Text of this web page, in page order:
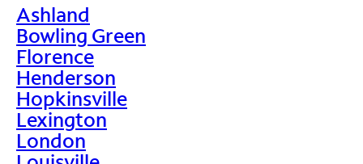
Ashland
Bowling Green
Florence
Henderson
Hopkinsville
Lexington
London